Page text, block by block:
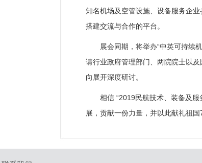
知名机场及空管设施、设备服务企
搭建交流与合作的平台。
展会同期，将举办“中英可持续
请行业政府管理部门、两院院士以
向展开深度研讨。
相信 “2019民航技术、装备及
展，贡献一份力量，并以此献礼祖国